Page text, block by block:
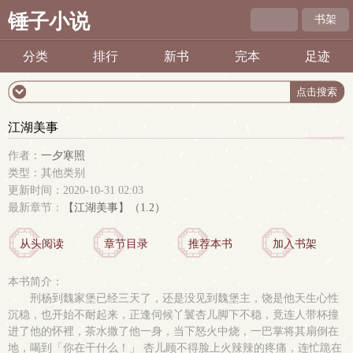
锤子小说 书架
分类 排行 新书 完本 足迹
江湖美事
作者： 一夕寒照
类型：其他类别
更新时间：2020-10-31 02:03
最新章节：
【江湖美事】（1.2）
从头阅读 章节目录 推荐本书 加入书架
本书简介：
刑杨到魏家堡已经三天了，还是没见到魏堡主，饶是他天生心性
沉稳，也开始不耐起来，正逢伺候丫鬟杏儿脚下不稳，竟连人带杯撞
进了他的怀裡，茶水撒了他一身，当下怒火中烧，一巴掌将其扇倒在
地，喝到「你在干什么！」 杏儿顾不得脸上火辣辣的疼痛，连忙跪在